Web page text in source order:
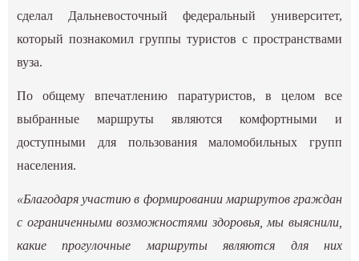
сделал Дальневосточный федеральный университет,
который познакомил группы туристов с пространствами
вуза.
По общему впечатлению паратуристов, в целом все
выбранные маршруты являются комфортными и
доступными для пользования маломобильных групп
населения.
«Благодаря участию в формировании маршрутов граждан
с ограниченными возможностями здоровья, мы выяснили,
какие прогулочные маршруты являются для них